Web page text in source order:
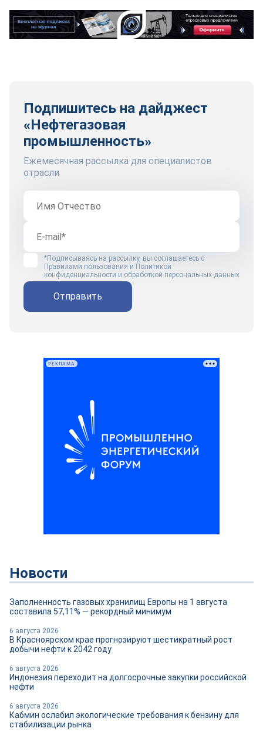
Подпишитесь на дайджест
«Нефтегазовая
промышленность»
Ежемесячная рассылка для специалистов
отрасли
*Подписываясь на рассылку, вы соглашаетесь с
Правилами пользования и Политикой
конфиденциальности и обработкой персональных данных
Отправить
РЕКЛАМА
Новости
Заполненность газовых хранилищ Европы на 1 августа
составила 57,11% — рекордный минимум
6 августа 2026
В Красноярском крае прогнозируют шестикратный рост
добычи нефти к 2042 году
6 августа 2026
Индонезия переходит на долгосрочные закупки российской
нефти
6 августа 2026
Кабмин ослабил экологические требования к бензину для
стабилизации рынка